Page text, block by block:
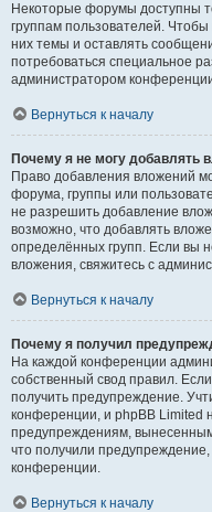
Некоторые форумы доступны
группам пользователей.
них темы и оставлять
потребоваться специальное
администратором
Вернуться к началу
Почему я не могу добавлять
Право добавления вложений
форума, группы или
не разрешить добавление
возможно, что добавлять
определённых групп. Если вы
вложения, свяжитесь с
Вернуться к началу
Почему я получил
На каждой конференции
собственный свод правил.
получить предупреждение.
конференции, и phpBB Limited
предупреждениям,
что получили
конференции.
Вернуться к началу